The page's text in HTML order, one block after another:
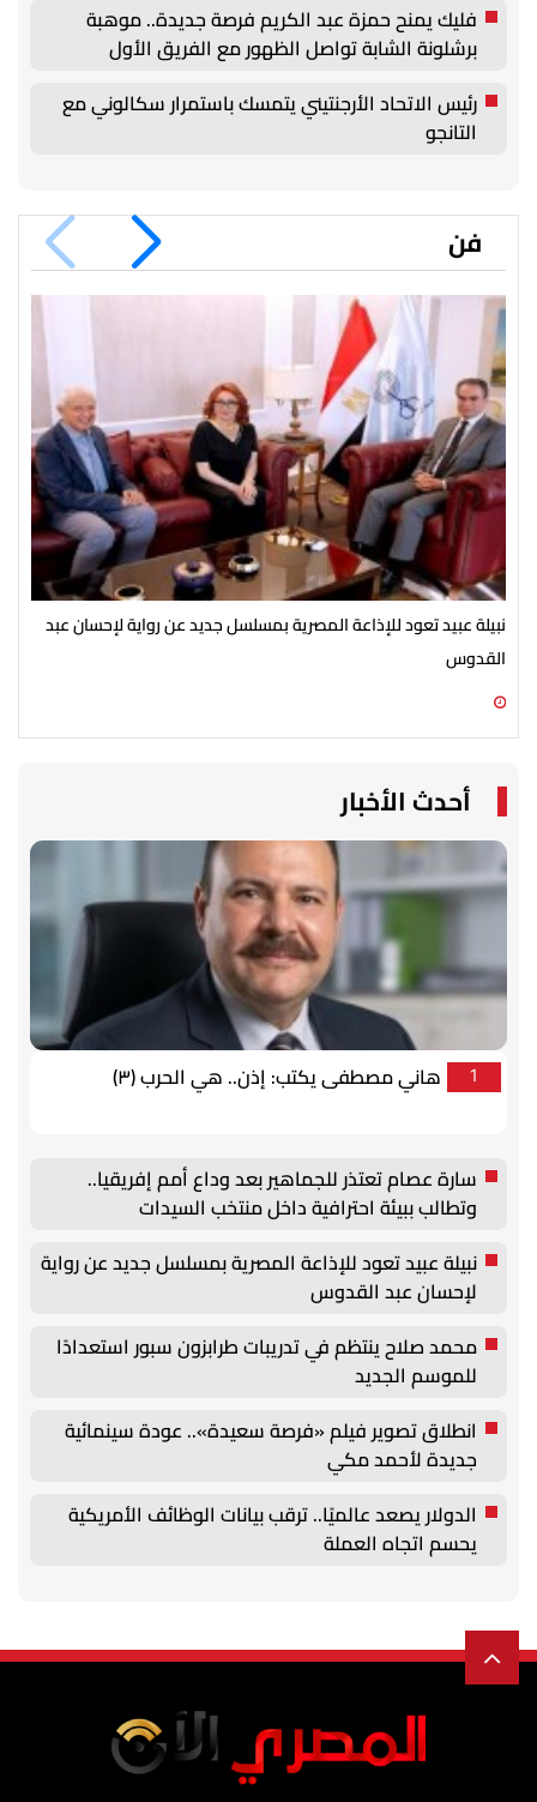
فليك يمنح حمزة عبد الكريم فرصة جديدة.. موهبة
برشلونة الشابة تواصل الظهور مع الفريق الأول
رئيس الاتحاد الأرجنتيني يتمسك باستمرار سكالوني مع
التانجو
فن
نبيلة عبيد تعود للإذاعة المصرية بمسلسل جديد عن رواية لإحسان عبد
القدوس
أحدث الأخبار
1 هاني مصطفى يكتب: إذن.. هي الحرب (٣)
سارة عصام تعتذر للجماهير بعد وداع أمم إفريقيا..
وتطالب ببيئة احترافية داخل منتخب السيدات
نبيلة عبيد تعود للإذاعة المصرية بمسلسل جديد عن رواية
لإحسان عبد القدوس
محمد صلاح ينتظم في تدريبات طرابزون سبور استعدادًا
للموسم الجديد
انطلاق تصوير فيلم «فرصة سعيدة».. عودة سينمائية
جديدة لأحمد مكي
الدولار يصعد عالميًا.. ترقب بيانات الوظائف الأمريكية
يحسم اتجاه العملة